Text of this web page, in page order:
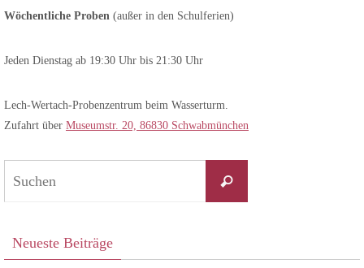
Wöchentliche Proben (außer in den Schulferien)
Jeden Dienstag ab 19:30 Uhr bis 21:30 Uhr
Lech-Wertach-Probenzentrum beim Wasserturm.
Zufahrt über Museumstr. 20, 86830 Schwabmünchen
Suchen
Neueste Beiträge